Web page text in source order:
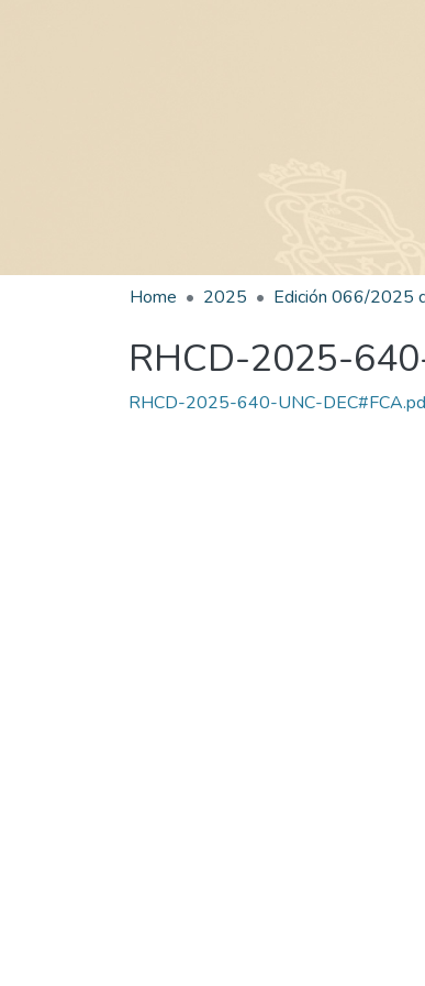
Home 2025
RHCD-2025-
RHCD-2025-640-UNC-